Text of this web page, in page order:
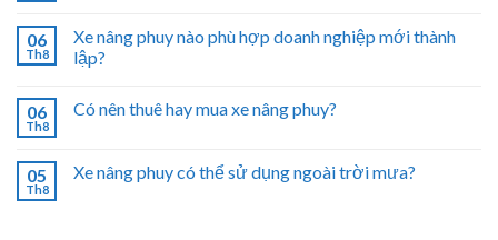
06
Th8
Xe nâng phuy nào phù hợp doanh nghiệp mới thành
lập?
06
Th8
Có nên thuê hay mua xe nâng phuy?
05
Th8
Xe nâng phuy có thể sử dụng ngoài trời mưa?